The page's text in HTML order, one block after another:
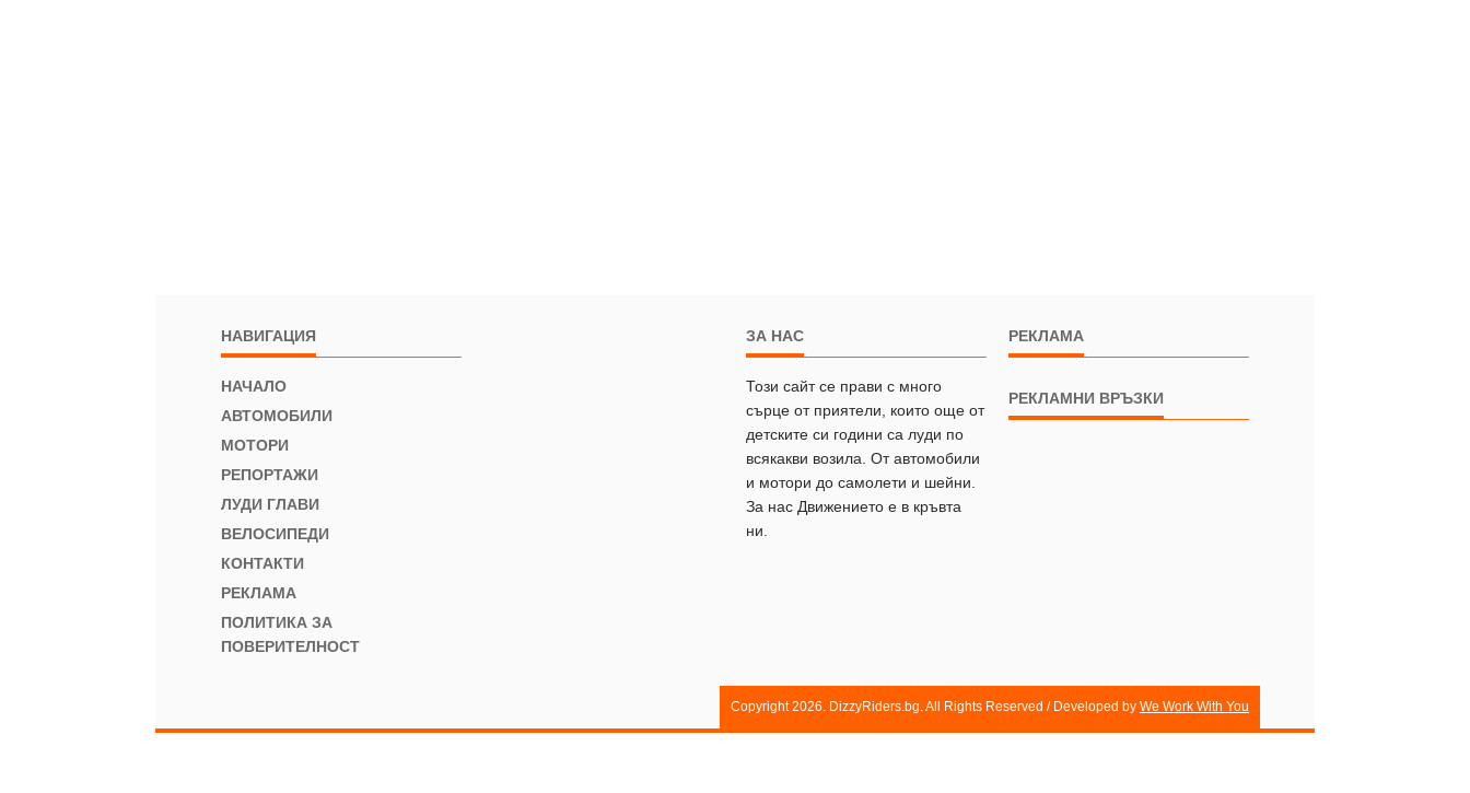
НАВИГАЦИЯ
НАЧАЛО
АВТОМОБИЛИ
МОТОРИ
РЕПОРТАЖИ
ЛУДИ ГЛАВИ
ВЕЛОСИПЕДИ
КОНТАКТИ
РЕКЛАМА
ПОЛИТИКА ЗА
ПОВЕРИТЕЛНОСТ
ЗА НАС
Този сайт се прави с много
сърце от приятели, които още от
детските си години са луди по
всякакви возила. От автомобили
и мотори до самолети и шейни.
За нас Движението е в кръвта
ни.
РЕКЛАМА
РЕКЛАМНИ ВРЪЗКИ
Copyright 2026. DizzyRiders.bg. All Rights Reserved / Developed by We Work With You